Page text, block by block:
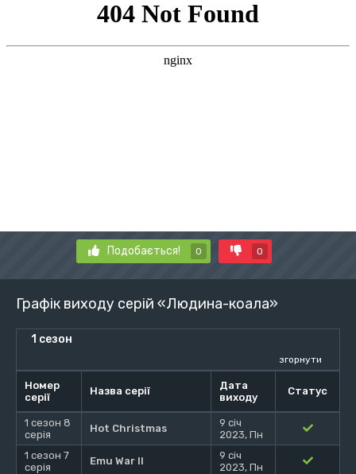
Подобається! 0 0
Графік виходу серій «Людина-коала»
1 сезон
згорнути
Номер
серії
Назва серії
Дата
виходу
Статус
1 сезон 8
серія
Hot Christmas
9 січ
2023, Пн
1 сезон 7
серія
Emu War II
9 січ
2023, Пн